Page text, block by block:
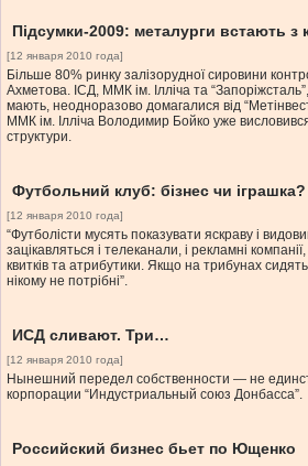
Підсумки-2009: металурги встають з
[12 января 2010 года]
Більше 80% ринку залізорудної сировини
Ахметова. ІСД, ММК ім. Ілліча та
мають, неодноразово домагалися від
ММК ім. Ілліча Володимир Бойко уже
структури.
Футбольний клуб: бізнес чи іграшка?
[12 января 2010 года]
“Футболісти мусять показувати яскраву і
зацікавляться і телеканали, і рекламні
квитків та атрибутики. Якщо на трибунах сидять
нікому не потрібні”.
ИСД сливают. Три…
[12 января 2010 года]
Нынешний передел собственности — не
корпорации “Индустриальный союз Донбасса”.
Российский бизнес бьет по Ющенко